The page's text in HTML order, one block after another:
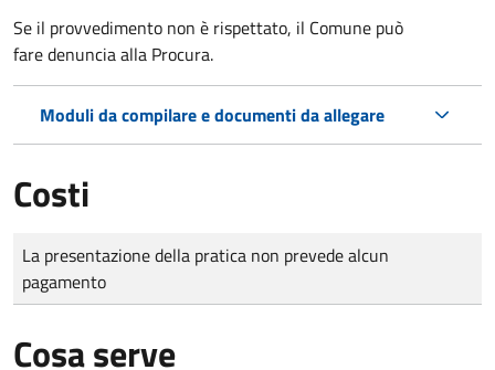
Se il provvedimento non è rispettato, il Comune può
fare denuncia alla Procura.
Moduli da compilare e documenti da allegare
Costi
Tipo di pagamento
Importo
La presentazione della pratica non prevede alcun
pagamento
Cosa serve